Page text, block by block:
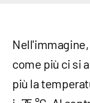
come più ci si
più la